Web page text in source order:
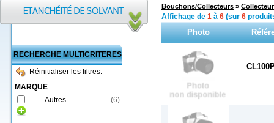
RECHERCHE MULTICRITERES
Réinitialiser les filtres.
MARQUE
Autres
(6)
Bouchons/Collecteurs »
Affichage de 1 à 6 (sur 6
Photo